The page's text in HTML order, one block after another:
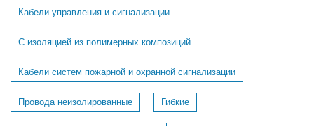
Кабели управления и сигнализации
С изоляцией из полимерных композиций
Кабели систем пожарной и охранной сигнализации
Провода неизолированные Гибкие